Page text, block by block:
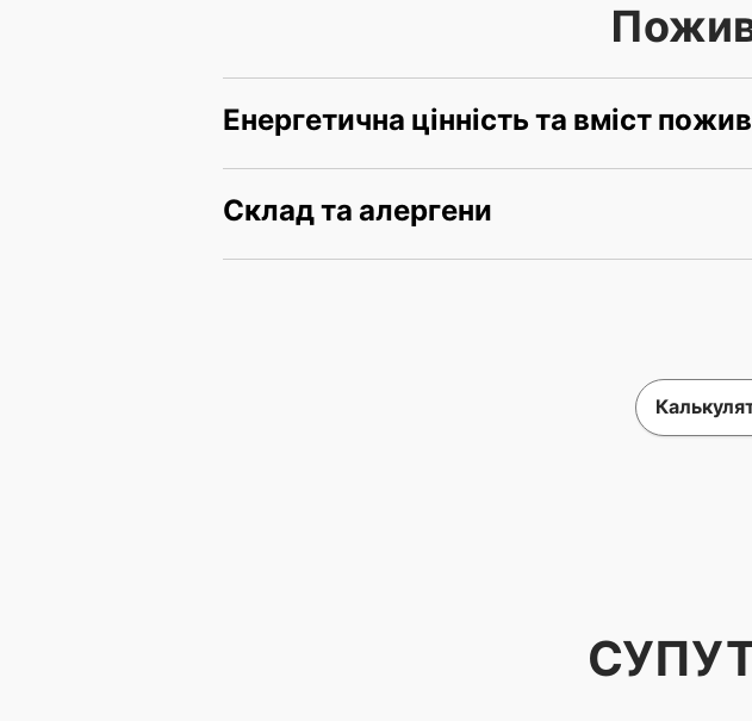
Енергетична цінність та вміст
Склад та алергени